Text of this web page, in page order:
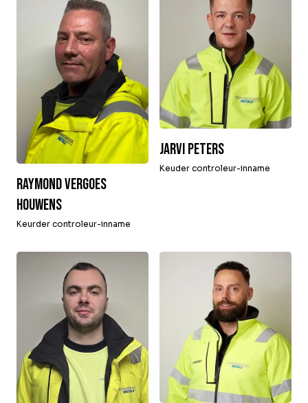
Raymond Vergoes
Houwens
Keurder controleur-inname
Jarvi Peters
Keuder controleur-inname